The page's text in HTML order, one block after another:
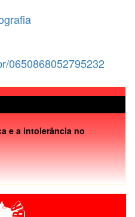
0650868052795232
e a intolerância no